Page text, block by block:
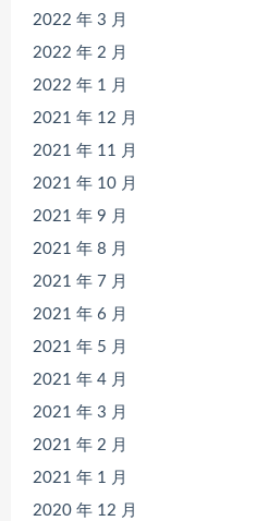
2022 年 3 月
2022 年 2 月
2022 年 1 月
2021 年 12 月
2021 年 11 月
2021 年 10 月
2021 年 9 月
2021 年 8 月
2021 年 7 月
2021 年 6 月
2021 年 5 月
2021 年 4 月
2021 年 3 月
2021 年 2 月
2021 年 1 月
2020 年 12 月